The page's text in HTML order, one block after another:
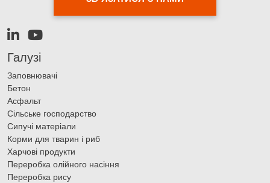
Галузі
Заповнювачі
Бетон
Асфальт
Сільське господарство
Сипучі матеріали
Корми для тварин і риб
Харчові продукти
Переробка олійного насіння
Переробка рису